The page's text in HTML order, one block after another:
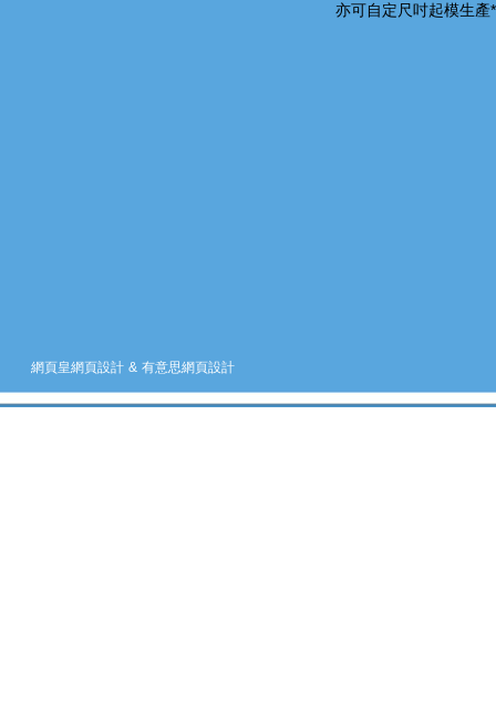
亦可自定尺吋起模生產
網頁皇網頁設計 & 有意思網頁設計